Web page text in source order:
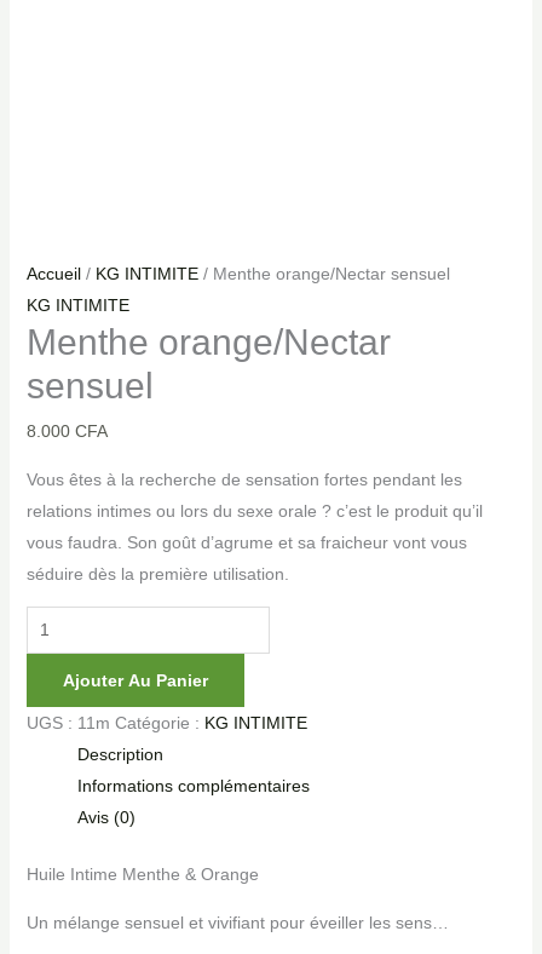
Accueil/ KG INTIMITE/ Menthe orange/Nectar sensuel
KG INTIMITE
Menthe orange/Nectar
sensuel
8.000 CFA
Vous êtes à la recherche de sensation fortes pendant les
relations intimes ou lors du sexe orale ? c’est le produit qu’il
vous faudra. Son goût d’agrume et sa fraicheur vont vous
séduire dès la première utilisation.
Ajouter Au Panier
UGS : 11m Catégorie : KG INTIMITE
Description
Informations complémentaires
Avis (0)
Huile Intime Menthe & Orange
Un mélange sensuel et vivifiant pour éveiller les sens…